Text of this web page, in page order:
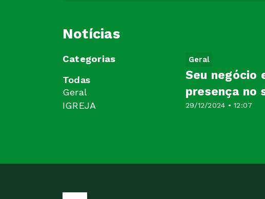
Notícias
Categorias
Todas
Geral
IGREJA
Geral
29/12/2024 • 12:07
Seu negócio
presença no